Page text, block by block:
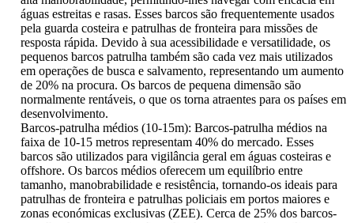
águas estreitas e rasas. Esses barcos são frequentemente usados ​​
pela guarda costeira e patrulhas de fronteira para missões de
resposta rápida. Devido à sua acessibilidade e versatilidade, os
pequenos barcos patrulha também são cada vez mais utilizados
em operações de busca e salvamento, representando um aumento
de 20% na procura. Os barcos de pequena dimensão são
normalmente rentáveis, o que os torna atraentes para os países em
desenvolvimento.
Barcos-patrulha médios (10-15m): Barcos-patrulha médios na
faixa de 10-15 metros representam 40% do mercado. Esses
barcos são utilizados para vigilância geral em águas costeiras e
offshore. Os barcos médios oferecem um equilíbrio entre
tamanho, manobrabilidade e resistência, tornando-os ideais para
patrulhas de fronteira e patrulhas policiais em portos maiores e
zonas económicas exclusivas (ZEE). Cerca de 25% dos barcos-